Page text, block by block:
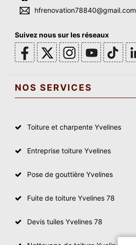
hfrenovation78840@gmail.com
Suivez nous sur les réseaux
NOS SERVICES
Toiture et charpente Yvelines
Entreprise toiture Yvelines
Pose de gouttière Yvelines
Fuite de toiture Yvelines 78
Devis tuiles Yvelines 78